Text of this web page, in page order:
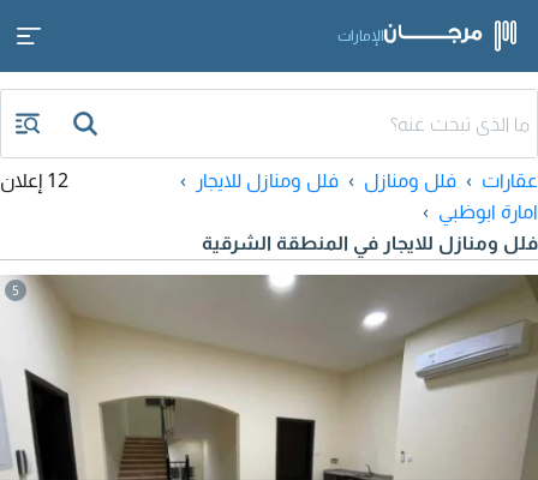
الإمارات
عقارات فلل ومنازل
فلل ومنازل للايجار
امارة ابوظبي
فلل ومنازل للايجار في المنطقة الشرقية
12 إعلان
5